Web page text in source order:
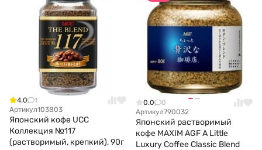
4.0
1
Артикул103803
Японский кофе UCC
Коллекция №117
(растворимый, крепкий), 90г
0.0
0
Артикул790032
Японский растворимый
кофе MAXIM AGF A Little
Luxury Coffee Classic Blend